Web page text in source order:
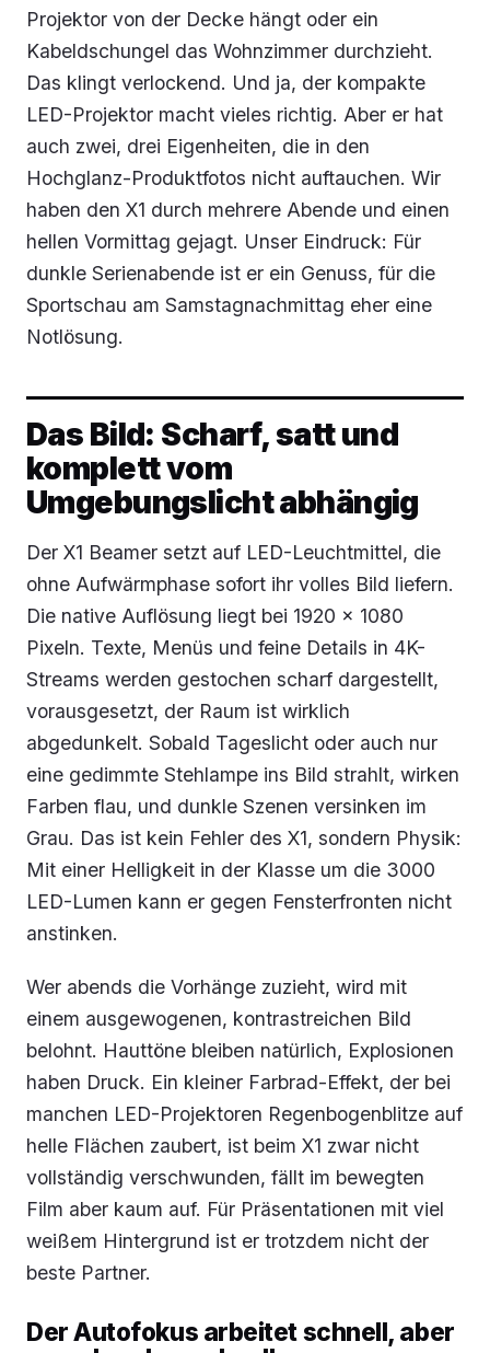
Projektor von der Decke hängt oder ein
Kabeldschungel das Wohnzimmer durchzieht.
Das klingt verlockend. Und ja, der kompakte
LED-Projektor macht vieles richtig. Aber er hat
auch zwei, drei Eigenheiten, die in den
Hochglanz-Produktfotos nicht auftauchen. Wir
haben den X1 durch mehrere Abende und einen
hellen Vormittag gejagt. Unser Eindruck: Für
dunkle Serienabende ist er ein Genuss, für die
Sportschau am Samstagnachmittag eher eine
Notlösung.
Das Bild: Scharf, satt und
komplett vom
Umgebungslicht abhängig
Der X1 Beamer setzt auf LED-Leuchtmittel, die
ohne Aufwärmphase sofort ihr volles Bild liefern.
Die native Auflösung liegt bei 1920 x 1080
Pixeln. Texte, Menüs und feine Details in 4K-
Streams werden gestochen scharf dargestellt,
vorausgesetzt, der Raum ist wirklich
abgedunkelt. Sobald Tageslicht oder auch nur
eine gedimmte Stehlampe ins Bild strahlt, wirken
Farben flau, und dunkle Szenen versinken im
Grau. Das ist kein Fehler des X1, sondern Physik:
Mit einer Helligkeit in der Klasse um die 3000
LED-Lumen kann er gegen Fensterfronten nicht
anstinken.
Wer abends die Vorhänge zuzieht, wird mit
einem ausgewogenen, kontrastreichen Bild
belohnt. Hauttöne bleiben natürlich, Explosionen
haben Druck. Ein kleiner Farbrad-Effekt, der bei
manchen LED-Projektoren Regenbogenblitze auf
helle Flächen zaubert, ist beim X1 zwar nicht
vollständig verschwunden, fällt im bewegten
Film aber kaum auf. Für Präsentationen mit viel
weißem Hintergrund ist er trotzdem nicht der
beste Partner.
Der Autofokus arbeitet schnell, aber